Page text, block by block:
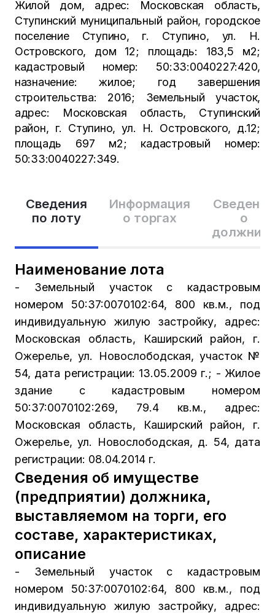
Сведения
по лоту
Информация
о торгах
Сведения
о
Наименование лота
- Земельный участок с кадастровым
номером 50:37:0070102:64, 800 кв.м., под
индивидуальную жилую застройку, адрес:
Московская область, Каширский район, г.
Ожерелье, ул. Новослободская, участок №
54, дата регистрации: 13.05.2009 г.; - Жилое
здание с кадастровым номером
50:37:0070102:269, 79.4 кв.м., адрес:
Московская область, Каширский район, г.
Ожерелье, ул. Новослободская, д. 54, дата
регистрации: 08.04.2014 г.
Сведения об имуществе
(предприятии) должника,
выставляемом на торги, его
составе, характеристиках,
описание
- Земельный участок с кадастровым
номером 50:37:0070102:64, 800 кв.м., под
индивидуальную жилую застройку, адрес:
Жилой дом, адрес: Московская область,
Ступинский муниципальный район, городское
поселение Ступино, г. Ступино, ул. Н.
Островского, дом 12; площадь: 183,5 м2;
кадастровый номер: 50:33:0040227:420,
назначение: жилое; год завершения
строительства: 2016; Земельный участок,
адрес: Московская область, Ступинский
район, г. Ступино, ул. Н. Островского, д.12;
площадь 697 м2; кадастровый номер:
50:33:0040227:349.